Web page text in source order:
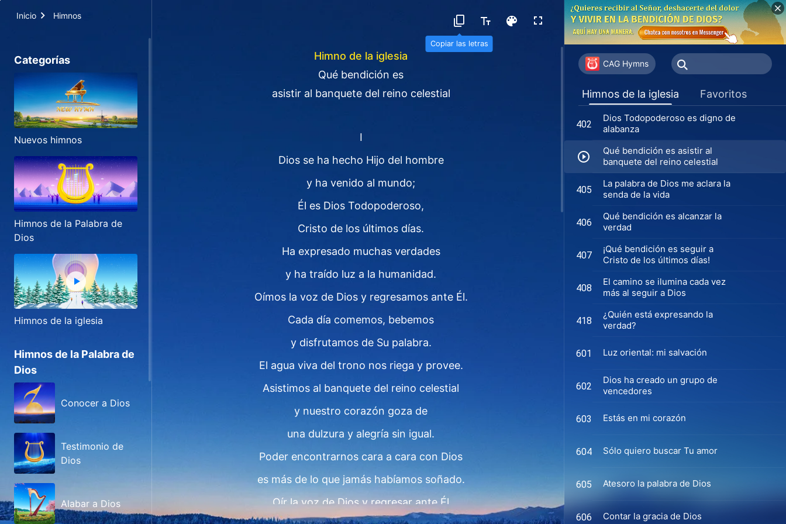
Inicio Himnos
Copiar las letras
Categorías
Nuevos himnos
Himnos de la Palabra de
Dios
Himnos de la iglesia
Himnos de la Palabra de
Dios
Conocer a Dios
Testimonio de
Dios
Alabar a Dios
Himno de la iglesia
Qué bendición es
asistir al banquete del reino celestial
I
Dios se ha hecho Hijo del hombre
y ha venido al mundo;
Él es Dios Todopoderoso,
Cristo de los últimos días.
Ha expresado muchas verdades
y ha traído luz a la humanidad.
Oímos la voz de Dios y regresamos ante Él.
Cada día comemos, bebemos
y disfrutamos de Su palabra.
El agua viva del trono nos riega y provee.
Asistimos al banquete del reino celestial
y nuestro corazón goza de
una dulzura y alegría sin igual.
Poder encontrarnos cara a cara con Dios
es más de lo que jamás habíamos soñado.
Oír la voz de Dios y regresar ante Él
CAG Hymns
Himnos de la iglesia Favoritos
402
Dios Todopoderoso es digno de
alabanza
Qué bendición es asistir al
banquete del reino celestial
405
La palabra de Dios me aclara la
senda de la vida
406
Qué bendición es alcanzar la
verdad
407
¡Qué bendición es seguir a
Cristo de los últimos días!
408
El camino se ilumina cada vez
más al seguir a Dios
418
¿Quién está expresando la
verdad?
601 Luz oriental: mi salvación
602
Dios ha creado un grupo de
vencedores
603 Estás en mi corazón
604 Sólo quiero buscar Tu amor
605 Atesoro la palabra de Dios
606 Contar la gracia de Dios